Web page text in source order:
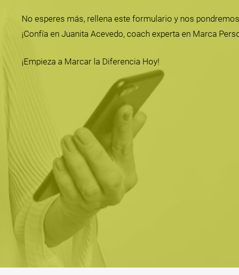
No esperes más, rellena este formulario y nos
¡Confía en Juanita Acevedo, coach experta en Marca
¡Empieza a Marcar la Diferencia Hoy!